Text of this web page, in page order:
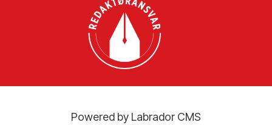
Powered by Labrador CMS